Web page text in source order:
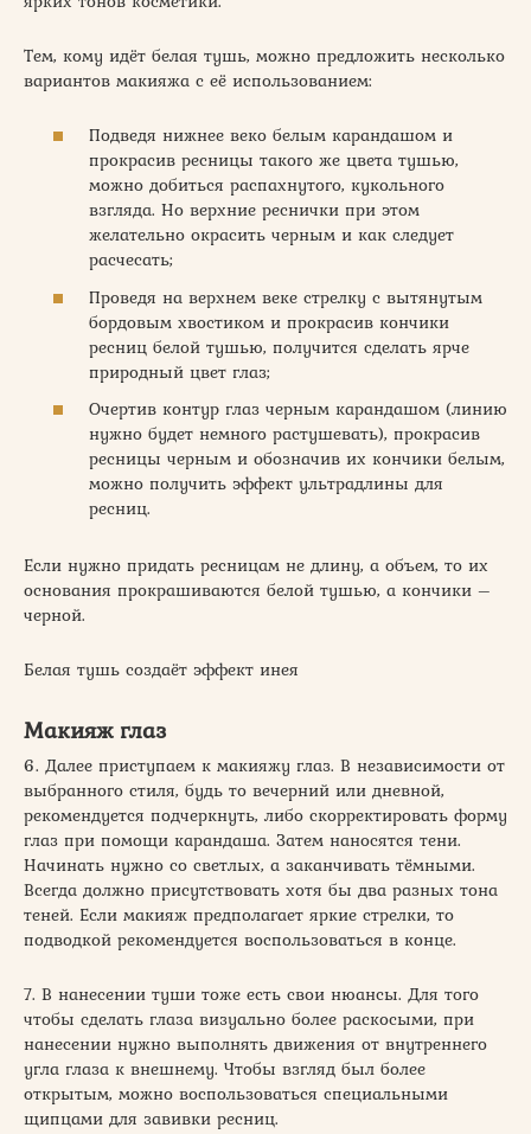
Тем, кому идёт белая тушь, можно предложить несколько
вариантов макияжа с её использованием:
Подведя нижнее веко белым карандашом и
прокрасив ресницы такого же цвета тушью,
можно добиться распахнутого, кукольного
взгляда. Но верхние реснички при этом
желательно окрасить черным и как следует
расчесать;
Проведя на верхнем веке стрелку с вытянутым
бордовым хвостиком и прокрасив кончики
ресниц белой тушью, получится сделать ярче
природный цвет глаз;
Очертив контур глаз черным карандашом (линию
нужно будет немного растушевать), прокрасив
ресницы черным и обозначив их кончики белым,
можно получить эффект ультрадлины для
ресниц.
Если нужно придать ресницам не длину, а объем, то их
основания прокрашиваются белой тушью, а кончики –
черной.
Белая тушь создаёт эффект инея
Макияж глаз
6. Далее приступаем к макияжу глаз. В независимости от
выбранного стиля, будь то вечерний или дневной,
рекомендуется подчеркнуть, либо скорректировать форму
глаз при помощи карандаша. Затем наносятся тени.
Начинать нужно со светлых, а заканчивать тёмными.
Всегда должно присутствовать хотя бы два разных тона
теней. Если макияж предполагает яркие стрелки, то
подводкой рекомендуется воспользоваться в конце.
7. В нанесении туши тоже есть свои нюансы. Для того
чтобы сделать глаза визуально более раскосыми, при
нанесении нужно выполнять движения от внутреннего
угла глаза к внешнему. Чтобы взгляд был более
открытым, можно воспользоваться специальными
щипцами для завивки ресниц.